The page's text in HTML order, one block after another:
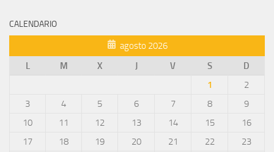
CALENDARIO
agosto 2026
L
M X J V S
D
1
2
3
4 5 6 7 8
9
10
11 12 13 14 15
16
17
18 19 20 21 22
23